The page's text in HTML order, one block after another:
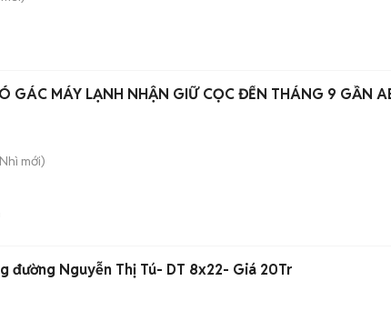
GÁC MÁY LẠNH NHẬN GIỮ CỌC ĐẾN THÁNG 9 GẦN
mới)
đường Nguyễn Thị Tú- DT 8x22- Giá 20Tr